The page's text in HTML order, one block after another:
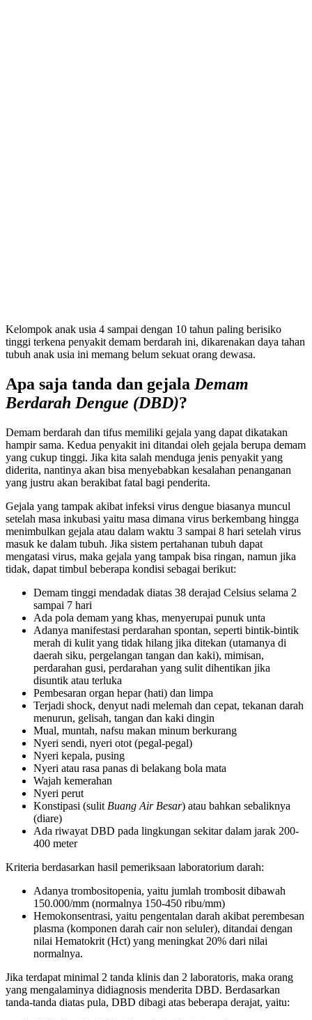
Kelompok anak usia 4 sampai dengan 10 tahun paling berisiko
tinggi terkena penyakit demam berdarah ini, dikarenakan daya tahan
tubuh anak usia ini memang belum sekuat orang dewasa.
Apa saja tanda dan gejala Demam
Berdarah Dengue (DBD)?
Demam berdarah dan tifus memiliki gejala yang dapat dikatakan
hampir sama. Kedua penyakit ini ditandai oleh gejala berupa demam
yang cukup tinggi. Jika kita salah menduga jenis penyakit yang
diderita, nantinya akan bisa menyebabkan kesalahan penanganan
yang justru akan berakibat fatal bagi penderita.
Gejala yang tampak akibat infeksi virus dengue biasanya muncul
setelah masa inkubasi yaitu masa dimana virus berkembang hingga
menimbulkan gejala atau dalam waktu 3 sampai 8 hari setelah virus
masuk ke dalam tubuh. Jika sistem pertahanan tubuh dapat
mengatasi virus, maka gejala yang tampak bisa ringan, namun jika
tidak, dapat timbul beberapa kondisi sebagai berikut:
Demam tinggi mendadak diatas 38 derajad Celsius selama 2
sampai 7 hari
Ada pola demam yang khas, menyerupai punuk unta
Adanya manifestasi perdarahan spontan, seperti bintik-bintik
merah di kulit yang tidak hilang jika ditekan (utamanya di
daerah siku, pergelangan tangan dan kaki), mimisan,
perdarahan gusi, perdarahan yang sulit dihentikan jika
disuntik atau terluka
Pembesaran organ hepar (hati) dan limpa
Terjadi shock, denyut nadi melemah dan cepat, tekanan darah
menurun, gelisah, tangan dan kaki dingin
Mual, muntah, nafsu makan minum berkurang
Nyeri sendi, nyeri otot (pegal-pegal)
Nyeri kepala, pusing
Nyeri atau rasa panas di belakang bola mata
Wajah kemerahan
Nyeri perut
Konstipasi (sulit Buang Air Besar) atau bahkan sebaliknya
(diare)
Ada riwayat DBD pada lingkungan sekitar dalam jarak 200-
400 meter
Kriteria berdasarkan hasil pemeriksaan laboratorium darah:
Adanya trombositopenia, yaitu jumlah trombosit dibawah
150.000/mm (normalnya 150-450 ribu/mm)
Hemokonsentrasi, yaitu pengentalan darah akibat perembesan
plasma (komponen darah cair non seluler), ditandai dengan
nilai Hematokrit (Hct) yang meningkat 20% dari nilai
normalnya.
Jika terdapat minimal 2 tanda klinis dan 2 laboratoris, maka orang
yang mengalaminya didiagnosis menderita DBD. Berdasarkan
tanda-tanda diatas pula, DBD dibagi atas beberapa derajat, yaitu: